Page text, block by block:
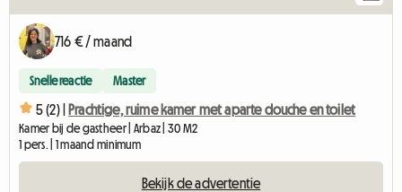
716 € / maand
Snelle reactie Master
5 (2) | Prachtige, ruime kamer met aparte douche en toilet
Kamer bij de gastheer | Arbaz | 30 M2
1 pers. | 1 maand minimum
Bekijk de advertentie